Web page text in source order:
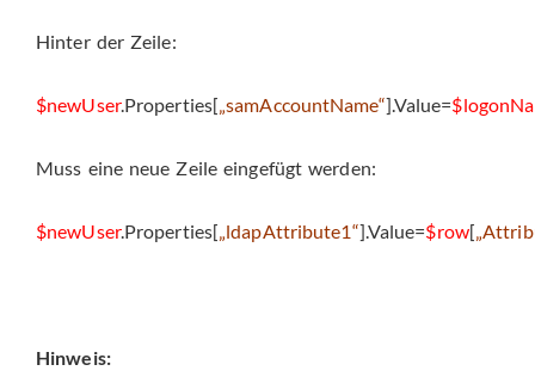
Hinter der Zeile:
$newUser.Properties[ „samAccountName“].Value=
Muss eine neue Zeile eingefügt werden:
$newUser.Properties[ „ldapAttribute1“].Value=$row[
Hinweis: